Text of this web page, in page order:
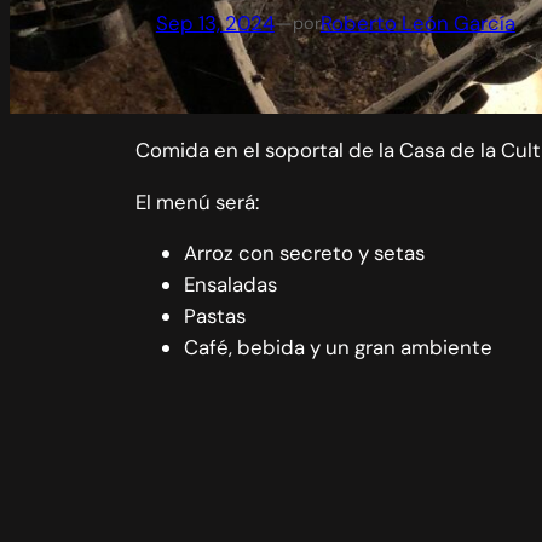
Sep 13, 2024—porRoberto León García
Comida en el soportal de la Casa de la
El menú será:
Arroz con secreto y setas
Ensaladas
Pastas
Café, bebida y un gran ambiente